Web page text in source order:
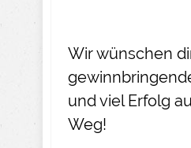
Wir wünschen
und viel Erfolg
Weg!